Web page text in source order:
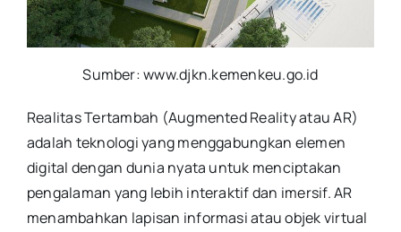
Sumber: www.djkn.kemenkeu.go.id
Realitas Tertambah (Augmented Reality atau AR)
adalah teknologi yang menggabungkan elemen
digital dengan dunia nyata untuk menciptakan
pengalaman yang lebih interaktif dan imersif. AR
menambahkan lapisan informasi atau objek virtual